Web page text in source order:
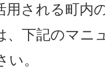
用される町内
、下記のマニ
。